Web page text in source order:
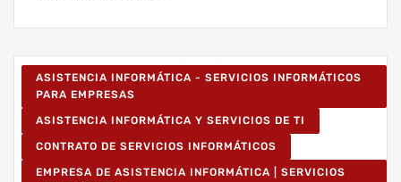
ASISTENCIA INFORMÁTICA - SERVICIOS INFORMÁTICOS
PARA EMPRESAS
ASISTENCIA INFORMÁTICA Y SERVICIOS DE TI
CONTRATO DE SERVICIOS INFORMÁTICOS
EMPRESA DE ASISTENCIA INFORMÁTICA | SERVICIOS